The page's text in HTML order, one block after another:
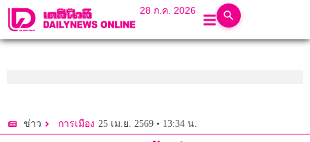
28 ก.ค. 2026
ข่าว การเมือง 25 เม.ย. 2569 • 13:34 น.